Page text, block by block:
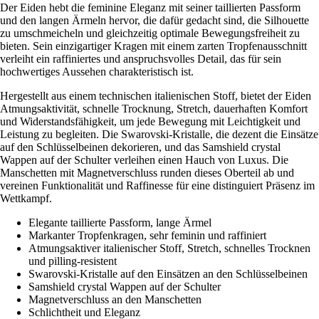
Der Eiden hebt die feminine Eleganz mit seiner taillierten Passform
und den langen Ärmeln hervor, die dafür gedacht sind, die Silhouette
zu umschmeicheln und gleichzeitig optimale Bewegungsfreiheit zu
bieten. Sein einzigartiger Kragen mit einem zarten Tropfenausschnitt
verleiht ein raffiniertes und anspruchsvolles Detail, das für sein
hochwertiges Aussehen charakteristisch ist.
Hergestellt aus einem technischen italienischen Stoff, bietet der Eiden
Atmungsaktivität, schnelle Trocknung, Stretch, dauerhaften Komfort
und Widerstandsfähigkeit, um jede Bewegung mit Leichtigkeit und
Leistung zu begleiten. Die Swarovski-Kristalle, die dezent die Einsätze
auf den Schlüsselbeinen dekorieren, und das Samshield crystal
Wappen auf der Schulter verleihen einen Hauch von Luxus. Die
Manschetten mit Magnetverschluss runden dieses Oberteil ab und
vereinen Funktionalität und Raffinesse für eine distinguiert Präsenz im
Wettkampf.
Elegante taillierte Passform, lange Ärmel
Markanter Tropfenkragen, sehr feminin und raffiniert
Atmungsaktiver italienischer Stoff, Stretch, schnelles Trocknen
und pilling-resistent
Swarovski-Kristalle auf den Einsätzen an den Schlüsselbeinen
Samshield crystal Wappen auf der Schulter
Magnetverschluss an den Manschetten
Schlichtheit und Eleganz